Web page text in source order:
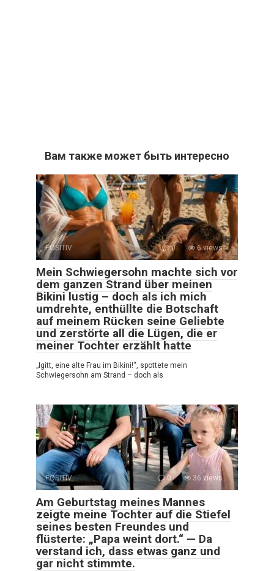
Вам также может быть интересно
POSITIV 0 6 views
Mein Schwiegersohn machte sich vor
dem ganzen Strand über meinen
Bikini lustig – doch als ich mich
umdrehte, enthüllte die Botschaft
auf meinem Rücken seine Geliebte
und zerstörte all die Lügen, die er
meiner Tochter erzählt hatte
„Igitt, eine alte Frau im Bikini!“, spottete mein
Schwiegersohn am Strand – doch als
POSITIV 0 36 views
Am Geburtstag meines Mannes
zeigte meine Tochter auf die Stiefel
seines besten Freundes und
flüsterte: „Papa weint dort.“ — Da
verstand ich, dass etwas ganz und
gar nicht stimmte.